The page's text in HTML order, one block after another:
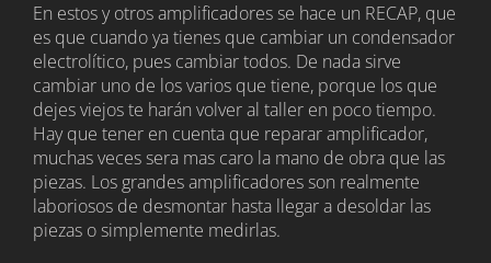
En estos y otros amplificadores se hace un RECAP, que
es que cuando ya tienes que cambiar un condensador
electrolítico, pues cambiar todos. De nada sirve
cambiar uno de los varios que tiene, porque los que
dejes viejos te harán volver al taller en poco tiempo.
Hay que tener en cuenta que reparar amplificador,
muchas veces sera mas caro la mano de obra que las
piezas. Los grandes amplificadores son realmente
laboriosos de desmontar hasta llegar a desoldar las
piezas o simplemente medirlas.